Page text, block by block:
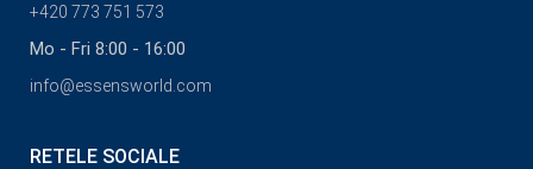
+420 773 751 573
Mo - Fri 8:00 - 16:00
info@essensworld.com
RETELE SOCIALE